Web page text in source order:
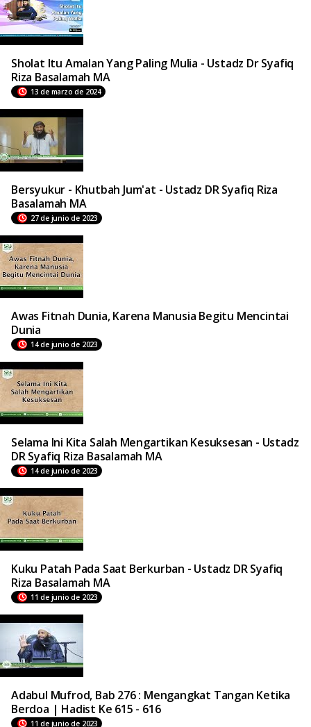
Sholat Itu Amalan Yang Paling Mulia - Ustadz Dr Syafiq
Riza Basalamah MA
13 de marzo de 2024
Bersyukur - Khutbah Jum'at - Ustadz DR Syafiq Riza
Basalamah MA
27 de junio de 2023
Awas Fitnah Dunia, Karena Manusia Begitu Mencintai
Dunia
14 de junio de 2023
Selama Ini Kita Salah Mengartikan Kesuksesan - Ustadz
DR Syafiq Riza Basalamah MA
14 de junio de 2023
Kuku Patah Pada Saat Berkurban - Ustadz DR Syafiq
Riza Basalamah MA
11 de junio de 2023
Adabul Mufrod, Bab 276 : Mengangkat Tangan Ketika
Berdoa | Hadist Ke 615 - 616
11 de junio de 2023